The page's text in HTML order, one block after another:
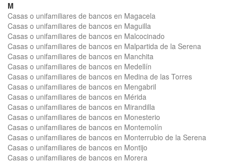
M
Casas o unifamiliares de bancos en Magacela
Casas o unifamiliares de bancos en Maguilla
Casas o unifamiliares de bancos en Malcocinado
Casas o unifamiliares de bancos en Malpartida de la Serena
Casas o unifamiliares de bancos en Manchita
Casas o unifamiliares de bancos en Medellín
Casas o unifamiliares de bancos en Medina de las Torres
Casas o unifamiliares de bancos en Mengabril
Casas o unifamiliares de bancos en Mérida
Casas o unifamiliares de bancos en Mirandilla
Casas o unifamiliares de bancos en Monesterio
Casas o unifamiliares de bancos en Montemolín
Casas o unifamiliares de bancos en Monterrubio de la Serena
Casas o unifamiliares de bancos en Montijo
Casas o unifamiliares de bancos en Morera